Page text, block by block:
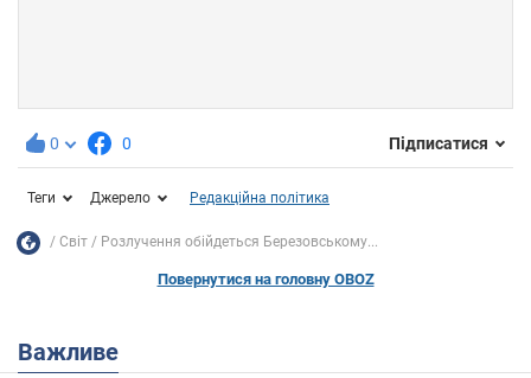
0 0 Підписатися
Теги Джерело Редакційна політика
Світ Розлучення обійдеться Березовському...
Повернутися на головну OBOZ
Важливе